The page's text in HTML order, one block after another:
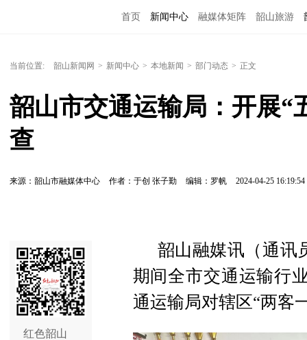
首页 新闻中心 融媒体矩阵 韶山旅游
当前位置: 韶山新闻网 > 新闻中心 > 本地新闻 > 部门动态 > 正文
韶山市交通运输局：开展“
查
来源：韶山市融媒体中心 作者：于创 张子勤 编辑：罗帆 2024-04-25 16:19:54
红色韶山
韶山融媒讯（通讯
期间全市交通运输行
通运输局对辖区“两客